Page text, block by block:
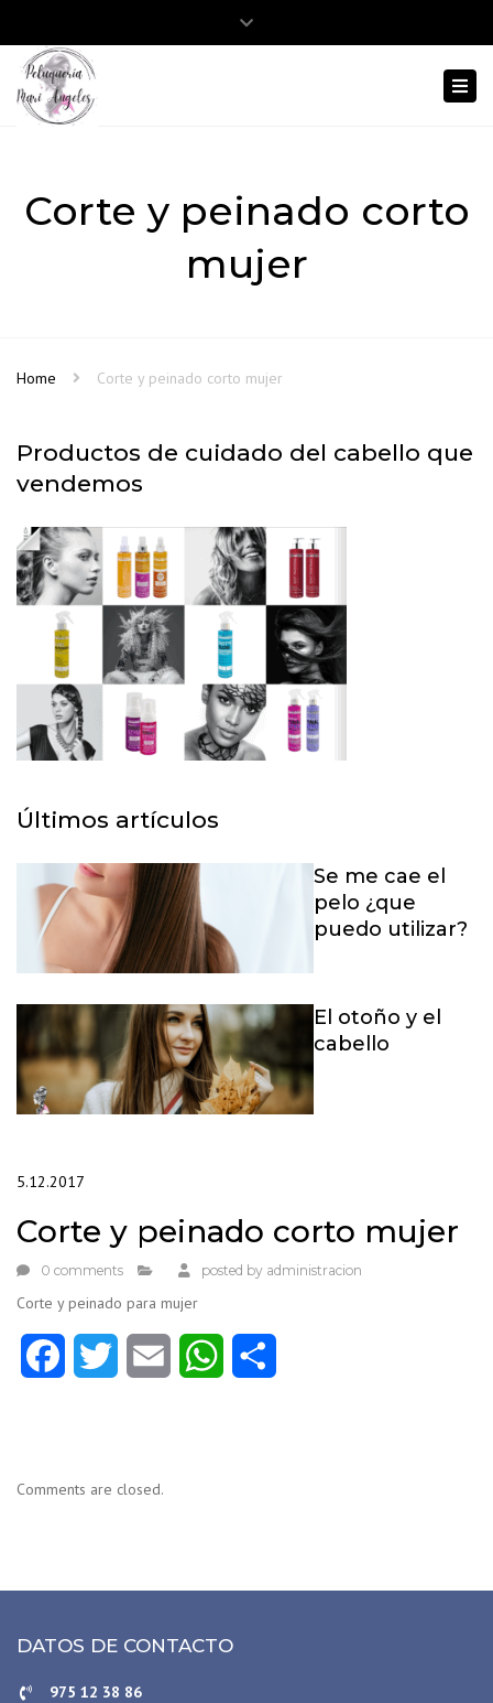
Abrir barra de herramientas
Close
Corte y peinado corto
mujer
Home Corte y peinado corto mujer
Productos de cuidado del cabello que
vendemos
Últimos artículos
Se me cae el
pelo ¿que
puedo utilizar?
El otoño y el
cabello
5.12.2017
Corte y peinado corto mujer
0 comments posted by administracion
Corte y peinado para mujer
FacebookTwitter Email WhatsApp
Comments are closed.
DATOS DE CONTACTO
975 12 38 86